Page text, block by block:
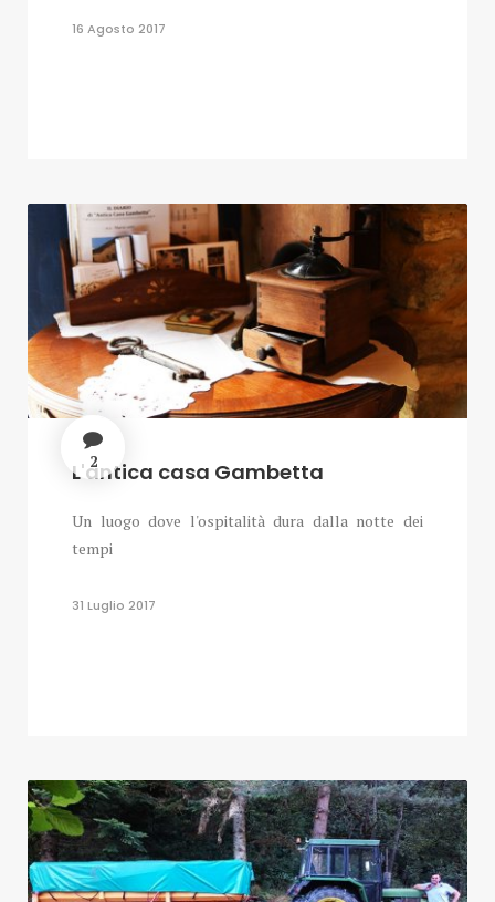
16 Agosto 2017
2
L'antica casa Gambetta
Un luogo dove l'ospitalità dura dalla notte dei
tempi
31 Luglio 2017